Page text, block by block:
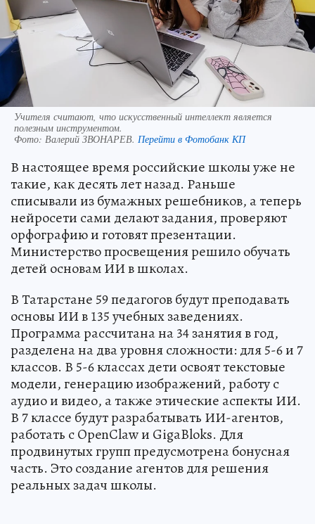
Учителя считают, что искусственный интеллект является
полезным инструментом.
Фото: Валерий ЗВОНАРЕВ. Перейти в Фотобанк КП
В настоящее время российские школы уже не
такие, как десять лет назад. Раньше
списывали из бумажных решебников, а теперь
нейросети сами делают задания, проверяют
орфографию и готовят презентации.
Министерство просвещения решило обучать
детей основам ИИ в школах.
В Татарстане 59 педагогов будут преподавать
основы ИИ в 135 учебных заведениях.
Программа рассчитана на 34 занятия в год,
разделена на два уровня сложности: для 5-6 и 7
классов. В 5-6 классах дети освоят текстовые
модели, генерацию изображений, работу с
аудио и видео, а также этические аспекты ИИ.
В 7 классе будут разрабатывать ИИ-агентов,
работать с OpenClaw и GigaBloks. Для
продвинутых групп предусмотрена бонусная
часть. Это создание агентов для решения
реальных задач школы.